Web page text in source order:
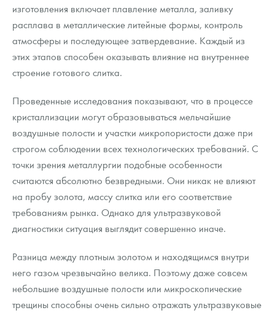
изготовления включает плавление металла, заливку
расплава в металлические литейные формы, контроль
атмосферы и последующее затвердевание. Каждый из
этих этапов способен оказывать влияние на внутреннее
строение готового слитка.
Проведенные исследования показывают, что в процессе
кристаллизации могут образовываться мельчайшие
воздушные полости и участки микропористости даже при
строгом соблюдении всех технологических требований. С
точки зрения металлургии подобные особенности
считаются абсолютно безвредными. Они никак не влияют
на пробу золота, массу слитка или его соответствие
требованиям рынка. Однако для ультразвуковой
диагностики ситуация выглядит совершенно иначе.
Разница между плотным золотом и находящимся внутри
него газом чрезвычайно велика. Поэтому даже совсем
небольшие воздушные полости или микроскопические
трещины способны очень сильно отражать ультразвуковые